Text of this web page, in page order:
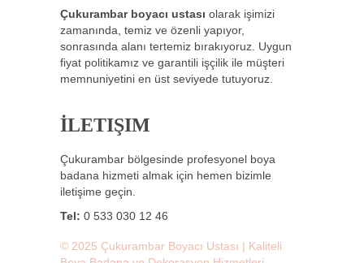
Çukurambar boyacı ustası olarak işimizi
zamanında, temiz ve özenli yapıyor,
sonrasında alanı tertemiz bırakıyoruz. Uygun
fiyat politikamız ve garantili işçilik ile müşteri
memnuniyetini en üst seviyede tutuyoruz.
İLETIŞIM
Çukurambar bölgesinde profesyonel boya
badana hizmeti almak için hemen bizimle
iletişime geçin.
Tel: 0 533 030 12 46
© 2025 Çukurambar Boyacı Ustası | Kaliteli